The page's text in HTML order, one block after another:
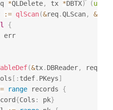
*QLDelete, tx *DBTX) (
:= qlScan(&req.QLScan, &
{
err
(&tx. DBReader, req
[ : tdef. PKeys]
range records {
{Cols : pk}